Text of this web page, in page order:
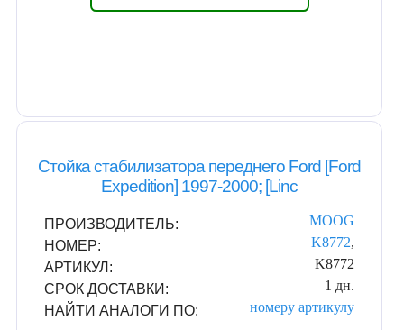
Стойка стабилизатора переднего Ford [Ford
Expedition] 1997-2000; [Linc
ПРОИЗВОДИТЕЛЬ:
MOOG
НОМЕР:
K8772,
АРТИКУЛ:
K8772
СРОК ДОСТАВКИ:
1 дн.
НАЙТИ АНАЛОГИ ПО:
номеру артикулу